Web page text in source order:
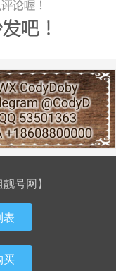
号网】
表
买